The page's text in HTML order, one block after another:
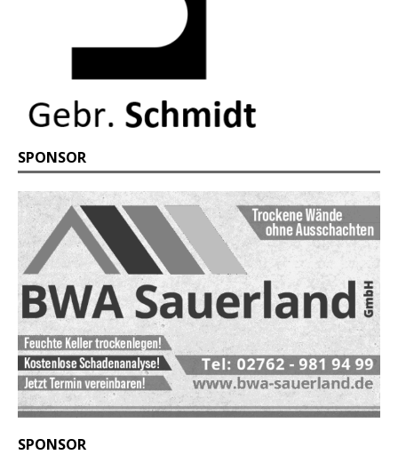
SPONSOR
SPONSOR